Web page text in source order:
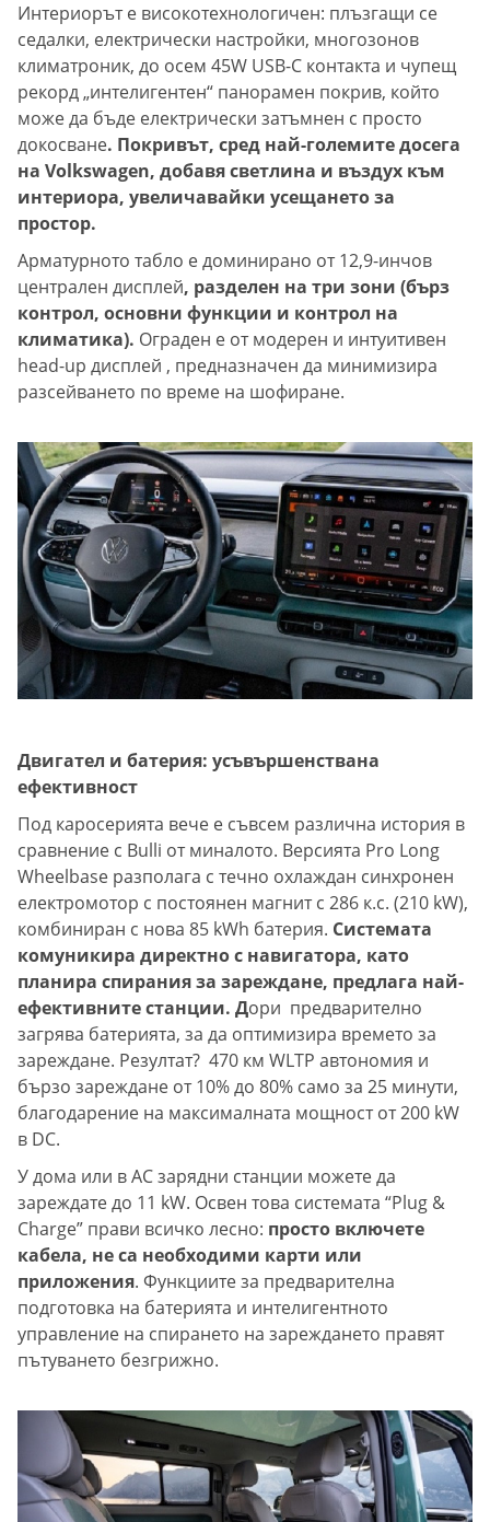
Интериорът е високотехнологичен: плъзгащи се
седалки, електрически настройки, многозонов
климатроник, до осем 45W USB-C контакта и чупещ
рекорд „интелигентен“ панорамен покрив, който
може да бъде електрически затъмнен с просто
докосване. Покривът, сред най-големите досега
на Volkswagen, добавя светлина и въздух към
интериора, увеличавайки усещането за
простор.
Арматурното табло е доминирано от 12,9-инчов
централен дисплей, разделен на три зони (бърз
контрол, основни функции и контрол на
климатика). Ограден е от модерен и интуитивен
head-up дисплей , предназначен да минимизира
разсейването по време на шофиране.
Двигател и батерия: усъвършенствана
ефективност
Под каросерията вече е съвсем различна история в
сравнение с Bulli от миналото. Версията Pro Long
Wheelbase разполага с течно охлаждан синхронен
електромотор с постоянен магнит с 286 к.с. (210 kW),
комбиниран с нова 85 kWh батерия. Системата
комуникира директно с навигатора, като
планира спирания за зареждане, предлага най-
ефективните станции. Дори предварително
загрява батерията, за да оптимизира времето за
зареждане. Резултат? 470 км WLTP автономия и
бързо зареждане от 10% до 80% само за 25 минути,
благодарение на максималната мощност от 200 kW
в DC.
У дома или в AC зарядни станции можете да
зареждате до 11 kW. Освен това системата “Plug &
Charge” прави всичко лесно: просто включете
кабела, не са необходими карти или
приложения. Функциите за предварителна
подготовка на батерията и интелигентното
управление на спирането на зареждането правят
пътуването безгрижно.